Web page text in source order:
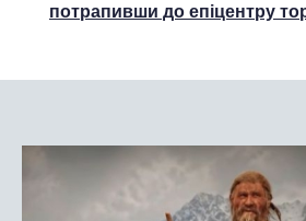
потрапивши до епіцентру